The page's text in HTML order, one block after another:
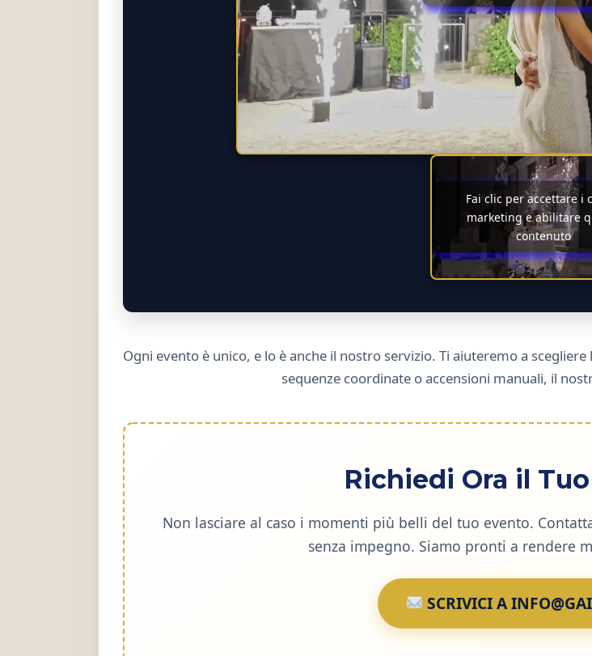
Fai clic per accettare i
marketing e abilitare
contenuto
Ogni evento è unico, e lo è anche il nostro servizio. Ti aiuteremo a
sequenze coordinate o accensioni manuali, il
Richiedi Ora il
Non lasciare al caso i momenti più belli del tuo evento.
senza impegno. Siamo pronti a rendere
SCRIVICI A